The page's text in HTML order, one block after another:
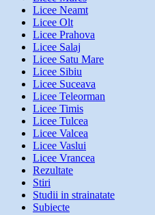
Licee Neamt
Licee Olt
Licee Prahova
Licee Salaj
Licee Satu Mare
Licee Sibiu
Licee Suceava
Licee Teleorman
Licee Timis
Licee Tulcea
Licee Valcea
Licee Vaslui
Licee Vrancea
Rezultate
Stiri
Studii in strainatate
Subiecte